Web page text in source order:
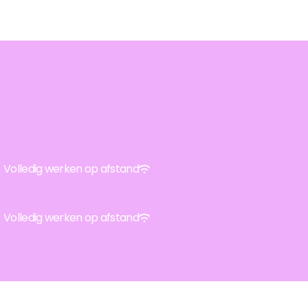
Volledig werken op afstand
Volledig werken op afstand